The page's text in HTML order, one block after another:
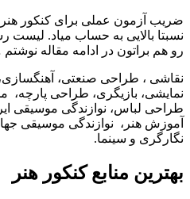
نسبتا بالایی به حساب میاد. لیست
رو هم براتون در ادامه مقاله
نقاشی ، طراحی صنعتی، آهنگسازی،
نمایشی، بازیگری، طراحی
طراحی لباس، نوازندگی موسیقی
آموزش هنر، نوازندگی موسیقی
نگارگری و سینما.
بهترین منابع کنکور هنر